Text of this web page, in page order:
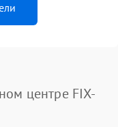
центре FIX-